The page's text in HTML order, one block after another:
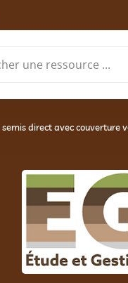
direct avec couverture